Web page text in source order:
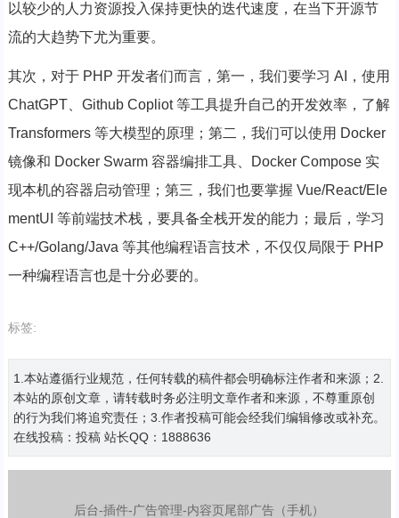
以较少的人力资源投入保持更快的迭代速度，在当下开源节
流的大趋势下尤为重要。
其次，对于 PHP 开发者们而言，第一，我们要学习 AI，使用
ChatGPT、Github Copliot 等工具提升自己的开发效率，了解
Transformers 等大模型的原理；第二，我们可以使用 Docker
镜像和 Docker Swarm 容器编排工具、Docker Compose 实
现本机的容器启动管理；第三，我们也要掌握 Vue/React/Ele
mentUI 等前端技术栈，要具备全栈开发的能力；最后，学习
C++/Golang/Java 等其他编程语言技术，不仅仅局限于 PHP
一种编程语言也是十分必要的。
标签:
1.本站遵循行业规范，任何转载的稿件都会明确标注作者和来源；2.
本站的原创文章，请转载时务必注明文章作者和来源，不尊重原创
的行为我们将追究责任；3.作者投稿可能会经我们编辑修改或补充。
在线投稿： 投稿站长QQ：1888636
后台-插件-广告管理-内容页尾部广告（手机）